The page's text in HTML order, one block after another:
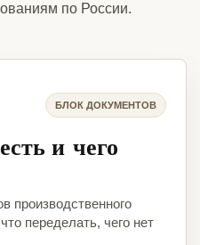
по России.
БЛОК ДОКУМЕНТОВ
и чего
производственного
переделать, чего нет